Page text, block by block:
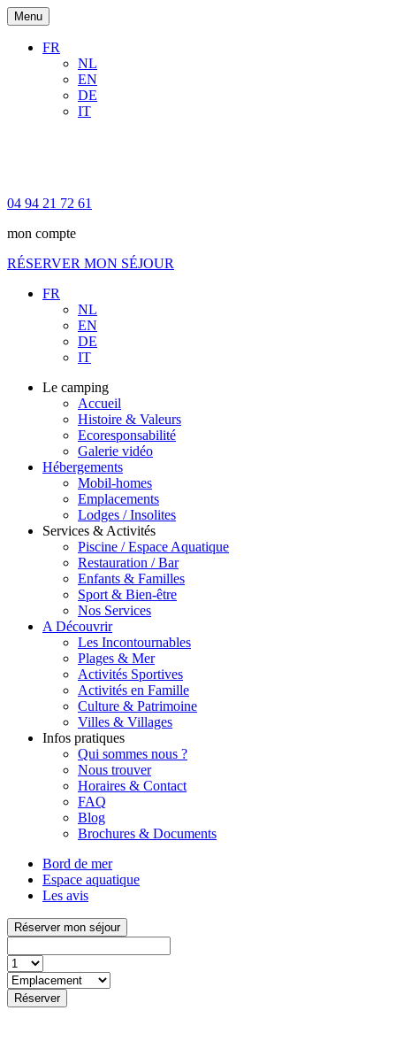
Menu
FR
NL
EN
DE
IT
04 94 21 72 61
mon compte
RÉSERVER MON SÉJOUR
FR
NL
EN
DE
IT
Le camping
Accueil
Histoire & Valeurs
Ecoresponsabilité
Galerie vidéo
Hébergements
Mobil-homes
Emplacements
Lodges / Insolites
Services & Activités
Piscine / Espace Aquatique
Restauration / Bar
Enfants & Familles
Sport & Bien-être
Nos Services
A Découvrir
Les Incontournables
Plages & Mer
Activités Sportives
Activités en Famille
Culture & Patrimoine
Villes & Villages
Infos pratiques
Qui sommes nous ?
Nous trouver
Horaires & Contact
FAQ
Blog
Brochures & Documents
Bord de mer
Espace aquatique
Les avis
Réserver mon séjour
Réserver